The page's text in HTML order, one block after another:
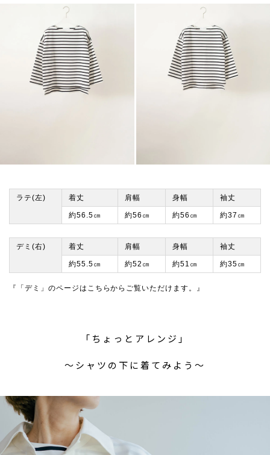
ラテ(左) 着丈 肩幅 身幅 袖丈
約56.5㎝ 約56㎝ 約56㎝ 約37㎝
デミ(右) 着丈 肩幅 身幅 袖丈
約55.5㎝ 約52㎝ 約51㎝ 約35㎝
『「デミ」のページはこちらからご覧いただけます。』
「ちょっとアレンジ」
〜シャツの下に着てみよう〜